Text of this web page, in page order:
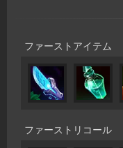
ファーストアイテム
ファーストリコール